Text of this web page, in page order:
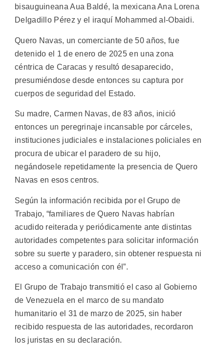
bisauguineana Aua Baldé, la mexicana Ana Lorena
Delgadillo Pérez y el iraquí Mohammed al-Obaidi.
Quero Navas, un comerciante de 50 años, fue
detenido el 1 de enero de 2025 en una zona
céntrica de Caracas y resultó desaparecido,
presumiéndose desde entonces su captura por
cuerpos de seguridad del Estado.
Su madre, Carmen Navas, de 83 años, inició
entonces un peregrinaje incansable por cárceles,
instituciones judiciales e instalaciones policiales en
procura de ubicar el paradero de su hijo,
negándosele repetidamente la presencia de Quero
Navas en esos centros.
Según la información recibida por el Grupo de
Trabajo, “familiares de Quero Navas habrían
acudido reiterada y periódicamente ante distintas
autoridades competentes para solicitar información
sobre su suerte y paradero, sin obtener respuesta ni
acceso a comunicación con él”.
El Grupo de Trabajo transmitió el caso al Gobierno
de Venezuela en el marco de su mandato
humanitario el 31 de marzo de 2025, sin haber
recibido respuesta de las autoridades, recordaron
los juristas en su declaración.